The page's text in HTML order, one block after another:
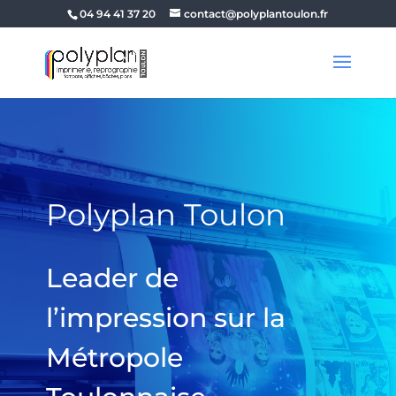
04 94 41 37 20 contact@polyplantoulon.fr
Polyplan Toulon
Leader de
l’impression sur la
Métropole